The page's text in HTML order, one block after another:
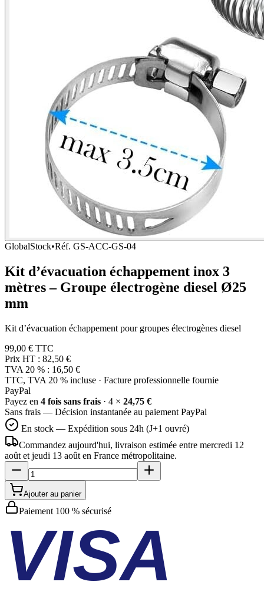
GlobalStock•Réf. GS-ACC-GS-04
Kit d’évacuation échappement inox 3
mètres – Groupe électrogène diesel Ø25
mm
Kit d’évacuation échappement pour groupes électrogènes diesel
99,00 € TTC
Prix HT : 82,50 €
TVA 20 % : 16,50 €
TTC, TVA 20 % incluse · Facture professionnelle fournie
PayPal
Payez en 4 fois sans frais · 4 × 24,75 €
Sans frais — Décision instantanée au paiement PayPal
En stock — Expédition sous 24h (J+1 ouvré)
Commandez aujourd'hui, livraison estimée entre mercredi 12
août et jeudi 13 août en France métropolitaine.
Ajouter au panier
Paiement 100 % sécurisé
VISA